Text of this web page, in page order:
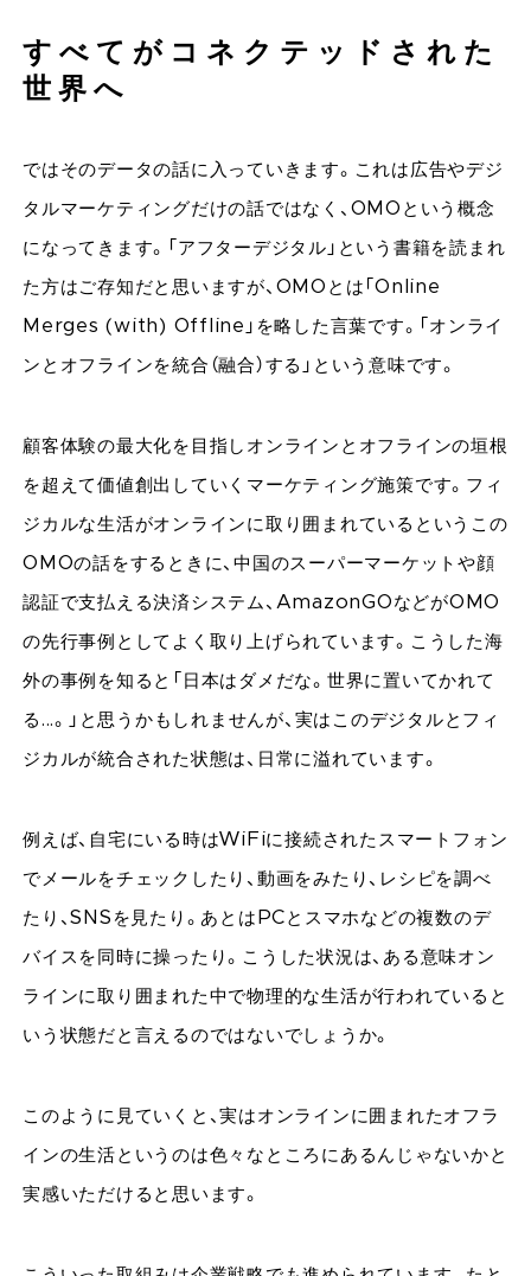
すべてがコネクテッドされた
世界へ
ではそのデータの話に入っていきます。これは広告やデジ
タルマーケティングだけの話ではなく、OMOという概念
になってきます。「アフターデジタル」という書籍を読まれ
た方はご存知だと思いますが、OMOとは「Online
Merges (with) Offline」を略した言葉です。「オンライ
ンとオフラインを統合（融合）する」という意味です。
顧客体験の最大化を目指しオンラインとオフラインの垣根
を超えて価値創出していくマーケティング施策です。フィ
ジカルな生活がオンラインに取り囲まれているというこの
OMOの話をするときに、中国のスーパーマーケットや顔
認証で支払える決済システム、AmazonGOなどがOMO
の先行事例としてよく取り上げられています。こうした海
外の事例を知ると「日本はダメだな。世界に置いてかれて
る...。」と思うかもしれませんが、実はこのデジタルとフィ
ジカルが統合された状態は、日常に溢れています。
例えば、自宅にいる時はWiFiに接続されたスマートフォン
でメールをチェックしたり、動画をみたり、レシピを調べ
たり、SNSを見たり。あとはPCとスマホなどの複数のデ
バイスを同時に操ったり。こうした状況は、ある意味オン
ラインに取り囲まれた中で物理的な生活が行われていると
いう状態だと言えるのではないでしょうか。
このように見ていくと、実はオンラインに囲まれたオフラ
インの生活というのは色々なところにあるんじゃないかと
実感いただけると思います。